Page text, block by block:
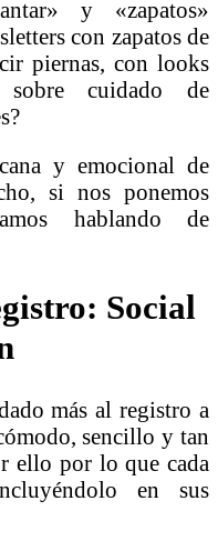
y «zapatos»
con zapatos de
piernas, con looks
sobre cuidado de
y emocional de
si nos ponemos
hablando de
Social
más al registro a
sencillo y tan
ello por lo que cada
en sus